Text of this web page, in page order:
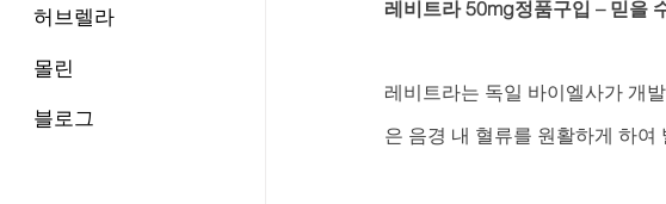
레비트라 50mg정품구입 – 믿을
레비트라는 독일 바이엘사가 개
은 음경 내 혈류를 원활하게 하
허브렐라
몰린
블로그